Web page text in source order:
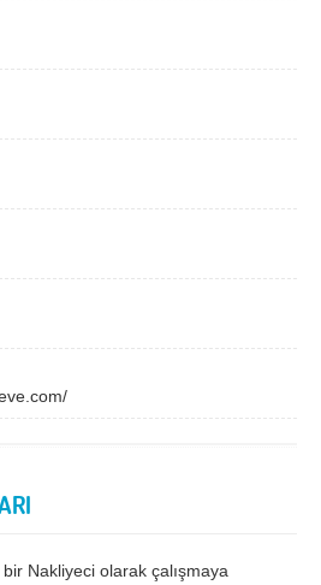
bir Nakliyeci olarak çalışmaya